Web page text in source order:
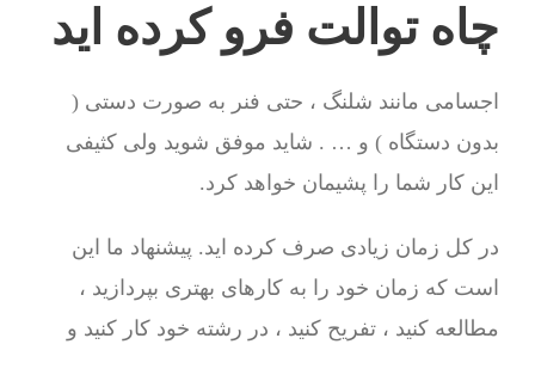
چاه توالت فرو کرده اید
اجسامی مانند شلنگ ، حتی فنر به صورت دستی (
بدون دستگاه ) و … . شاید موفق شوید ولی کثیفی
این کار شما را پشیمان خواهد کرد.
در کل زمان زیادی صرف کرده اید. پیشنهاد ما این
است که زمان خود را به کارهای بهتری بپردازید ،
مطالعه کنید ، تفریح کنید ، در رشته خود کار کنید و